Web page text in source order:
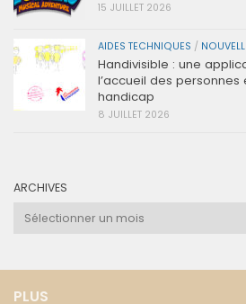
15 JUILLET 2026
AIDES TECHNIQUES /
Handivisible : une
l’accueil des personnes
handicap
8 JUILLET 2026
ARCHIVES
Archives
PLUS